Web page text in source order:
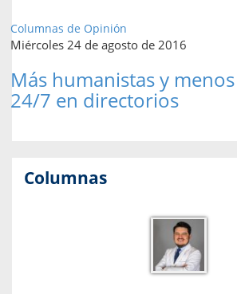
Columnas de Opinión
Miércoles 24 de agosto de 2016
Más humanistas y
24/7 en directorios
Columnas